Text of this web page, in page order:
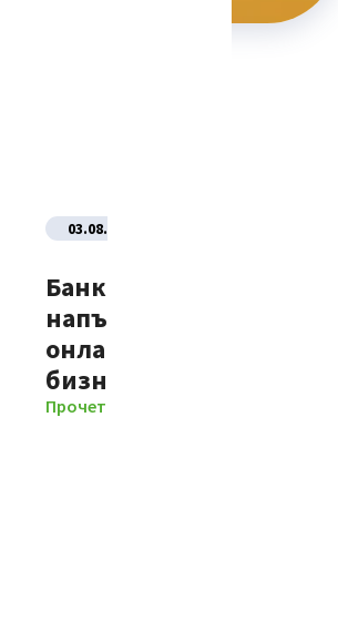
03.08.2026
Банка ДСК стартира
напълно
онлайн процес за нови
бизнес клиенти
Прочети повече